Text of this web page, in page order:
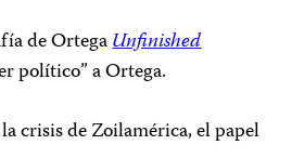
de OrtegaUnfinished
político” a Ortega.
crisis de Zoilamérica, el papel